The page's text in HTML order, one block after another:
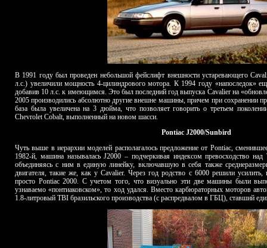
В 1991 году был проведен небольшой фейслифт внешности устаревающего
л.с.) увеличили мощность 4-цилиндрового мотора. К 1994 году «напоследок»
добавив 10 л.с. к имеющимся. Это был последний год выпуска Cavalier на
2005 производились абсолютно другие внешне машины, причем при сохранении
база была увеличена на 3 дюйма, что позволяет говорить о третьем
Chevrolet Cobalt, выполненный на новом шасси.
Pontiac J2000/Sunbird
Чуть выше в иерархии моделей располагалось предложение от Pontiac,
1982-й, машина называлась J2000 – подчеркивая индексом превосходство
объединяясь с ним в единую линейку, включавшую в себя также
двигателя, такие же, как у Cavalier. Через год родство с 6000 решили
просто Pontiac 2000. С учетом того, что визуально эти две машины были
узнаваемо «понтиаковском», то ход удался. Вместо карбюраторных моторов
1.8-литровый TBI бразильского производства (с распредвалом в ГБЦ), ставший